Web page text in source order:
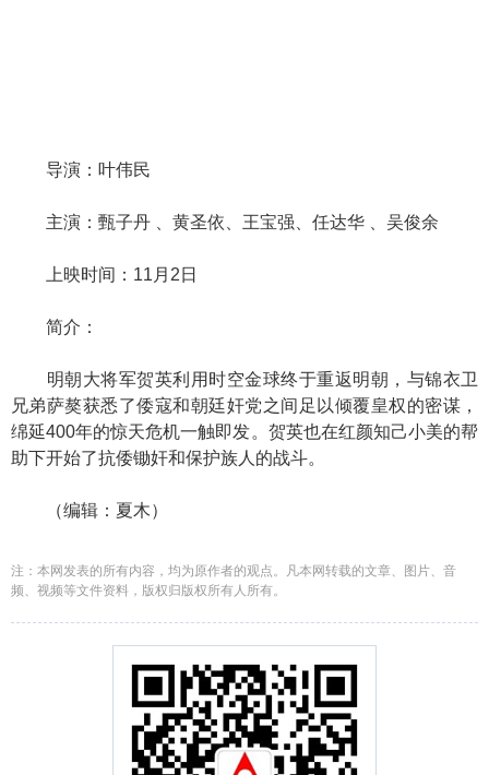
导演：叶伟民
主演：甄子丹 、黄圣依、王宝强、任达华 、吴俊余
上映时间：11月2日
简介：
明朝大将军贺英利用时空金球终于重返明朝，与锦衣卫
兄弟萨獒获悉了倭寇和朝廷奸党之间足以倾覆皇权的密谋，
绵延400年的惊天危机一触即发。贺英也在红颜知己小美的帮
助下开始了抗倭锄奸和保护族人的战斗。
（编辑：夏木）
注：本网发表的所有内容，均为原作者的观点。凡本网转载的文章、图片、音
频、视频等文件资料，版权归版权所有人所有。